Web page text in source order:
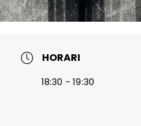
HORARI
18:30 - 19:30